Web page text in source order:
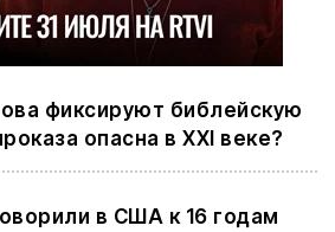
фиксируют библейскую
опасна в XXI веке?
в США к 16 годам